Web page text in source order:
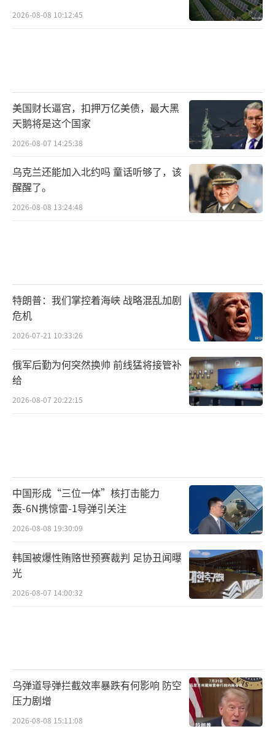
征渐渐稳定。交通一度瘫痪，警员维持秩序，
疏导人群。救援工作有条不紊地进行着，社会
2026-08-08 10:12:45
美国财长逼宫，扣押万亿美债，最大黑
天鹅将是这个国家
2026-08-07 14:25:38
乌克兰还能加入北约吗 童话听够了，该
醒醒了。
2026-08-08 13:24:48
特朗普：我们掌控着海峡 战略混乱加剧
危机
2026-07-21 10:33:26
俄军后勤为何突然换帅 前线猛将接管补
给
2026-08-07 20:22:15
中国形成“三位一体”核打击能力
轰-6N携惊雷-1导弹引关注
2026-08-08 19:30:09
韩国被爆性贿赂世预赛裁判 足协丑闻曝
光
2026-08-07 14:00:32
乌弹道导弹拦截效率暴跌有何影响 防空
压力剧增
2026-08-08 15:11:08